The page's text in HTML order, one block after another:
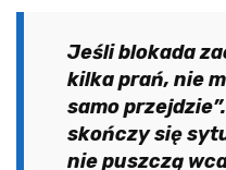
Jeśli blokada
kilka prań, nie
samo
skończy się
nie puszczą